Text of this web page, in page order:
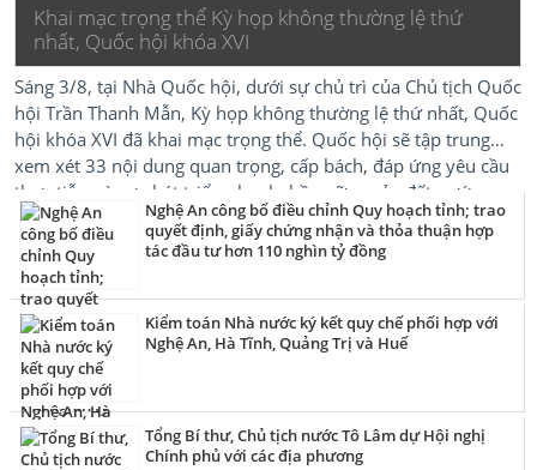
Khai mạc trọng thể Kỳ họp không thường lệ thứ
nhất, Quốc hội khóa XVI
Sáng 3/8, tại Nhà Quốc hội, dưới sự chủ trì của Chủ tịch Quốc
hội Trần Thanh Mẫn, Kỳ họp không thường lệ thứ nhất, Quốc
hội khóa XVI đã khai mạc trọng thể. Quốc hội sẽ tập trung
xem xét 33 nội dung quan trọng, cấp bách, đáp ứng yêu cầu
thực tiễn, vì sự phát triển nhanh, bền vững của đất nước.
Nghệ An công bố điều chỉnh Quy hoạch tỉnh; trao
quyết định, giấy chứng nhận và thỏa thuận hợp
tác đầu tư hơn 110 nghìn tỷ đồng
Kiểm toán Nhà nước ký kết quy chế phối hợp với
Nghệ An, Hà Tĩnh, Quảng Trị và Huế
Tổng Bí thư, Chủ tịch nước Tô Lâm dự Hội nghị
Chính phủ với các địa phương